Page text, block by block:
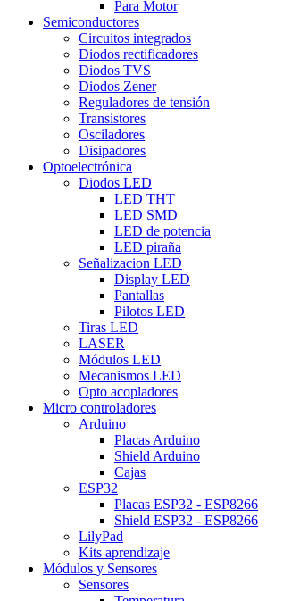
Para Motor
Semiconductores
Circuitos integrados
Diodos rectificadores
Diodos TVS
Diodos Zener
Reguladores de tensión
Transistores
Osciladores
Disipadores
Optoelectrónica
Diodos LED
LED THT
LED SMD
LED de potencia
LED piraña
Señalizacion LED
Display LED
Pantallas
Pilotos LED
Tiras LED
LASER
Módulos LED
Mecanismos LED
Opto acopladores
Micro controladores
Arduino
Placas Arduino
Shield Arduino
Cajas
ESP32
Placas ESP32 - ESP8266
Shield ESP32 - ESP8266
LilyPad
Kits aprendizaje
Módulos y Sensores
Sensores